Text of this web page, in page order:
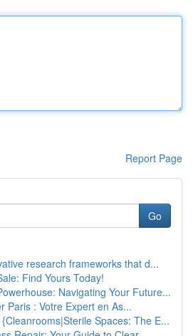
Report Page
Go
research frameworks that d...
Find Yours Today!
Navigating Your Future...
Paris : Votre Expert en As...
Spaces: The E...